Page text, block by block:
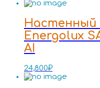
Настенный
Energolux
AI
24,800₽